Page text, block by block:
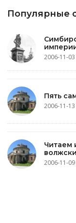
Популярные
2006-11-03
Пять
2006-11-13
Читаем
2006-11-09